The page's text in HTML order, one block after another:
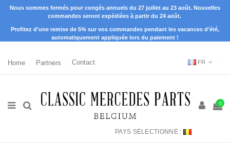
Nous sommes fermés pour congés annuels du 27 juillet au 23 août. Nouvelles
commandes seront expédiées à partir du 24 août.
Profitez d'une remise de 5% sur vos commandes pendant les vacances d'été,
automatiquement appliquée lors du paiement !
Home Partners Contact FR
0
PAYS SÉLECTIONNÉ :